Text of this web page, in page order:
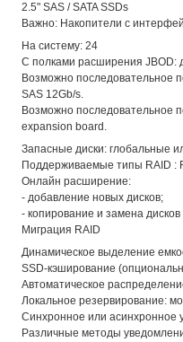
2.5" SAS / SATA SSDs
Важно: Накопители с
На систему: 24
С полками расширения JBOD:
Возможно последовательное
SAS 12Gb/s.
Возможно последовательное
expansion board.
Запасные диски: глобальные
Поддерживаемые типы RAID :
Онлайн расширение:
- добавление новых дисков;
- копирование и замена
Миграция RAID
Динамическое выделение
SSD-кэширование
Автоматическое
Локальное резервирование:
Синхронное или асинхронное
Различные методы